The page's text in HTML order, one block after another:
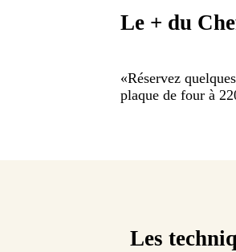
Le + du
«Réservez
plaque de four à
Les